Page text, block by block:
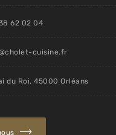
62 02 04
cuisine.fr
du Roi, 45000 Orléans